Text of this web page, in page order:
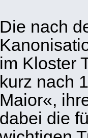
Die nach
im Kloster
kurz nach
Maior«,
dabei die